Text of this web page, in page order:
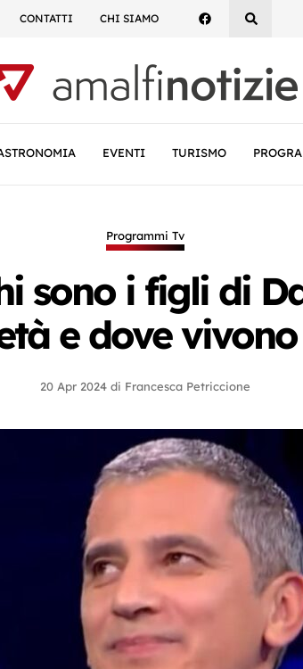
CONTATTI CHI SIAMO
EVENTI TURISMO
Programmi Tv
sono i figli di
e dove vivono
20 Apr 2024 di Francesca Petriccione